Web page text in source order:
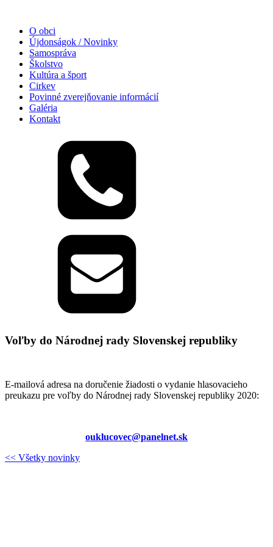
O obci
Újdonságok / Novinky
Samospráva
Školstvo
Kultúra a šport
Cirkev
Povinné zverejňovanie informácií
Galéria
Kontakt
Voľby do Národnej rady Slovenskej republiky
E-mailová adresa na doručenie žiadosti o vydanie hlasovacieho
preukazu pre voľby do Národnej rady Slovenskej republiky 2020:
ouklucovec@panelnet.sk
<< Všetky novinky